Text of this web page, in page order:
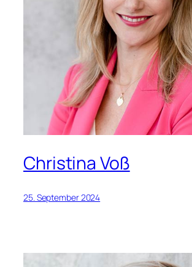
Christina Voß
25. September 2024